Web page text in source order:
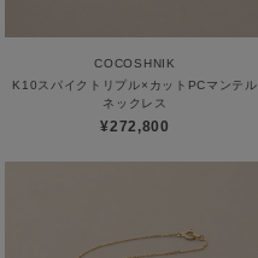
COCOSHNIK
K10スパイクトリプル×カットPCマンテル
ネックレス
¥272,800